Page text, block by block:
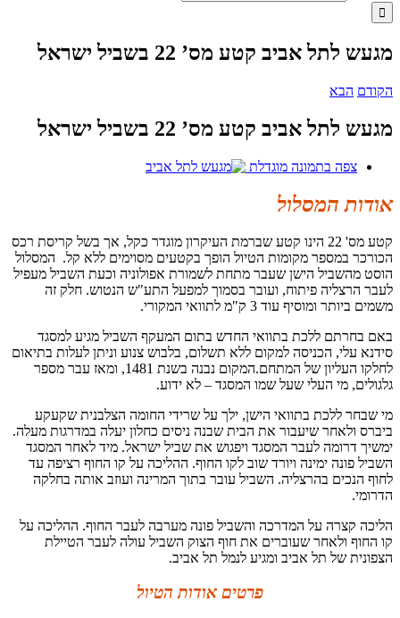
מגעש לתל אביב קטע מס’ 22 בשביל ישראל
הקודם הבא
מגעש לתל אביב קטע מס’ 22 בשביל ישראל
צפה בתמונה מוגדלת
אודות המסלול
קטע מס' 22 הינו קטע שברמת העיקרון מוגדר כקל, אך בשל קריסת רכס
הכורכר במספר מקומות הטיול הופך בקטעים מסוימים ללא קל. המסלול
הוסט מהשביל הישן שעבר מתחת לשמורת אפולוניה וכעת השביל מעפיל
לעבר הרצליה פיתוח, ועובר בסמוך למפעל התע"ש הנטוש. חלק זה
משמים ביותר ומוסיף עוד 3 ק"מ לתוואי המקורי.
באם בחרתם ללכת בתוואי החדש בתום המעקף השביל מגיע למסגד
סידנא עלי, הכניסה למקום ללא תשלום, בלבוש צנוע וניתן לעלות בתיאום
לחלקו העליון של המתחם.המקום נבנה בשנת 1481, ומאז עבר מספר
גלגולים, מי העלי שעל שמו המסגד – לא ידוע.
מי שבחר ללכת בתוואי הישן, ילך על שרידי החומה הצלבנית שקעקע
ביברס ולאחר שיעבור את הבית שבנה ניסים כחלון יעלה במדרגות מעלה.
ימשיך דרומה לעבר המסגד ויפגוש את שביל ישראל. מיד לאחר המסגד
השביל פונה ימינה ויורד שוב לקו החוף. ההליכה על קו החוף רציפה עד
לחוף הנכים בהרצליה. השביל עובר בתוך המרינה ועוזב אותה בחלקה
הדרומי.
הליכה קצרה על המדרכה והשביל פונה מערבה לעבר החוף. ההליכה על
קו החוף ולאחר שעוברים את חוף הצוק השביל עולה לעבר הטיילת
הצפונית של תל אביב ומגיע לנמל תל אביב.
פרטים אודות הטיול